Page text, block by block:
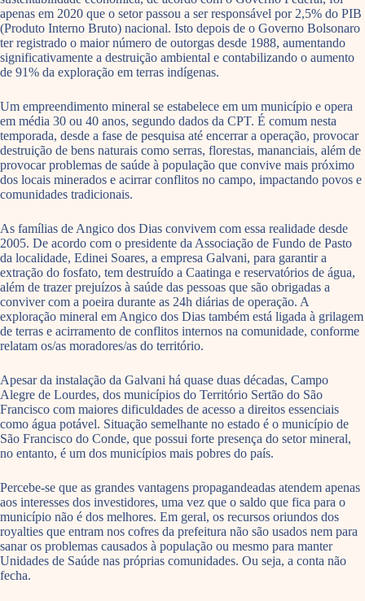
apenas em 2020 que o setor passou a ser responsável por 2,5% do PIB
(Produto Interno Bruto) nacional. Isto depois de o Governo Bolsonaro
ter registrado o maior número de outorgas desde 1988, aumentando
significativamente a destruição ambiental e contabilizando o aumento
de 91% da exploração em terras indígenas.
Um empreendimento mineral se estabelece em um município e opera
em média 30 ou 40 anos, segundo dados da CPT. É comum nesta
temporada, desde a fase de pesquisa até encerrar a operação, provocar
destruição de bens naturais como serras, florestas, mananciais, além de
provocar problemas de saúde à população que convive mais próximo
dos locais minerados e acirrar conflitos no campo, impactando povos e
comunidades tradicionais.
As famílias de Angico dos Dias convivem com essa realidade desde
2005. De acordo com o presidente da Associação de Fundo de Pasto
da localidade, Edinei Soares, a empresa Galvani, para garantir a
extração do fosfato, tem destruído a Caatinga e reservatórios de água,
além de trazer prejuízos à saúde das pessoas que são obrigadas a
conviver com a poeira durante as 24h diárias de operação. A
exploração mineral em Angico dos Dias também está ligada à grilagem
de terras e acirramento de conflitos internos na comunidade, conforme
relatam os/as moradores/as do território.
Apesar da instalação da Galvani há quase duas décadas, Campo
Alegre de Lourdes, dos municípios do Território Sertão do São
Francisco com maiores dificuldades de acesso a direitos essenciais
como água potável. Situação semelhante no estado é o município de
São Francisco do Conde, que possui forte presença do setor mineral,
no entanto, é um dos municípios mais pobres do país.
Percebe-se que as grandes vantagens propagandeadas atendem apenas
aos interesses dos investidores, uma vez que o saldo que fica para o
município não é dos melhores. Em geral, os recursos oriundos dos
royalties que entram nos cofres da prefeitura não são usados nem para
sanar os problemas causados à população ou mesmo para manter
Unidades de Saúde nas próprias comunidades. Ou seja, a conta não
fecha.